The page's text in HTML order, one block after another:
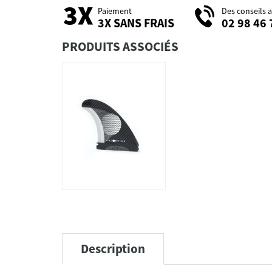
Paiement
3X SANS FRAIS
Des conseils
02 98 46
PRODUITS ASSOCIÉS
Description